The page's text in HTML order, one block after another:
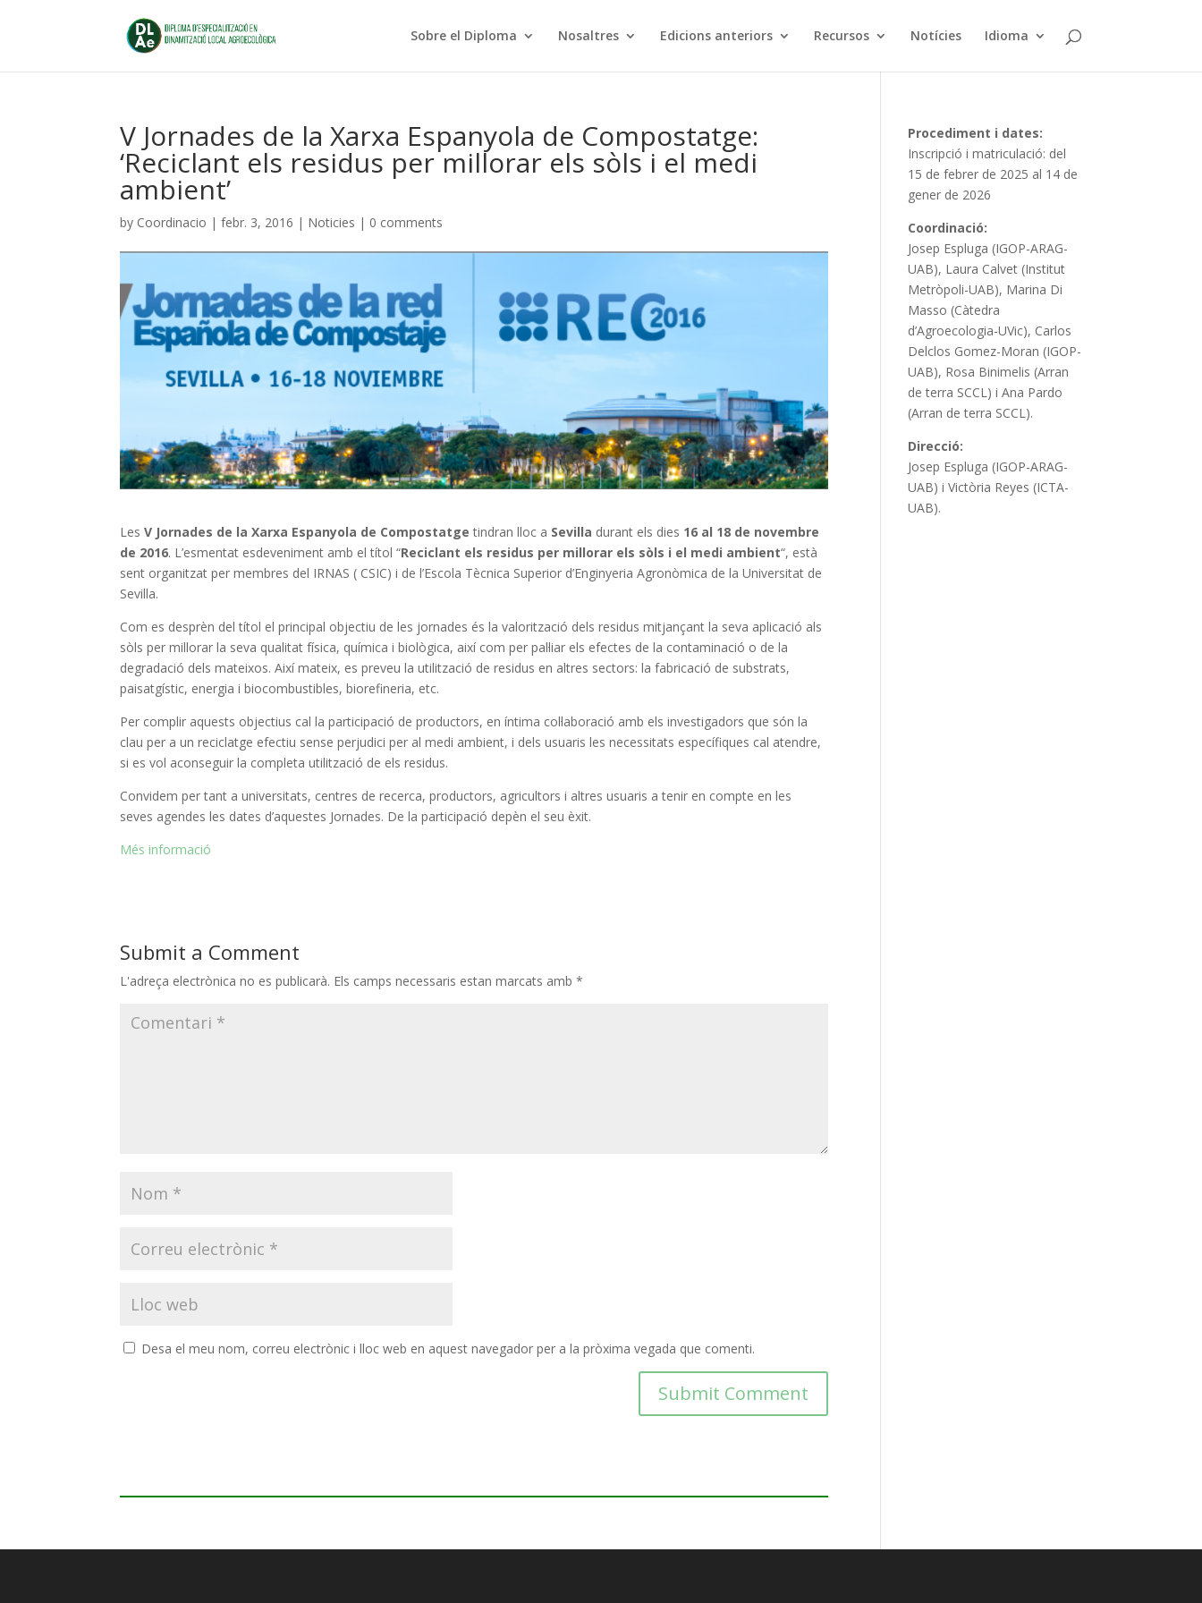
Sobre el Diploma Nosaltres Edicions anteriors Recursos Notícies Idioma
V Jornades de la Xarxa Espanyola de Compostatge:
‘Reciclant els residus per millorar els sòls i el medi
ambient’
by Coordinacio |febr. 3, 2016 | Noticies | 0 comments
LesV Jornades de la Xarxa Espanyola de Compostatge tindran lloc a Sevilla durant els dies 16 al 18 de novembre
de 2016. L’esmentat esdeveniment amb el títol “Reciclant els residus per millorar els sòls i el medi ambient“, està
sent organitzat per membres del IRNAS ( CSIC) i de l’Escola Tècnica Superior d’Enginyeria Agronòmica de la Universitat de
Sevilla.
Com es desprèn del títol el principal objectiu de les jornades és la valorització dels residus mitjançant la seva aplicació als
sòls per millorar la seva qualitat física, química i biològica, així com per pal·liar els efectes de la contaminació o de la
degradació dels mateixos. Així mateix, es preveu la utilització de residus en altres sectors: la fabricació de substrats,
paisatgístic, energia i biocombustibles, biorefineria, etc.
Per complir aquests objectius cal la participació de productors, en íntima col·laboració amb els investigadors que són la
clau per a un reciclatge efectiu sense perjudici per al medi ambient, i dels usuaris les necessitats específiques cal atendre,
si es vol aconseguir la completa utilització de els residus.
Convidem per tant a universitats, centres de recerca, productors, agricultors i altres usuaris a tenir en compte en les
seves agendes les dates d’aquestes Jornades. De la participació depèn el seu èxit.
Més informació
Submit a Comment
L'adreça electrònica no es publicarà. Els camps necessaris estan marcats amb*
Desa el meu nom, correu electrònic i lloc web en aquest navegador per a la pròxima vegada que comenti.
Procediment i dates:
Inscripció i matriculació: del
15 de febrer de 2025 al 14 de
gener de 2026
Coordinació:
Josep Espluga (IGOP-ARAG-
UAB), Laura Calvet (Institut
Metròpoli-UAB), Marina Di
Masso (Càtedra
d’Agroecologia-UVic), Carlos
Delclos Gomez-Moran (IGOP-
UAB), Rosa Binimelis (Arran
de terra SCCL) i Ana Pardo
(Arran de terra SCCL).
Direcció:
Josep Espluga (IGOP-ARAG-
UAB) i Victòria Reyes (ICTA-
UAB).